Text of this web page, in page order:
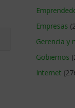
Empresas
Gerencia y
Gobiernos
Internet